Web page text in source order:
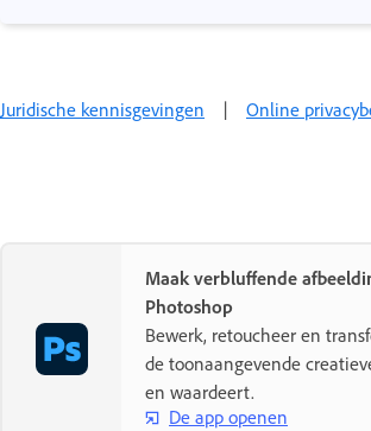
Juridische kennisgevingen | Online
Maak verbluffende
Photoshop
Bewerk, retoucheer en
de toonaangevende
en waardeert.
De app openen